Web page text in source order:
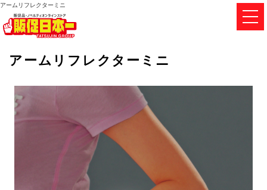
アームリフレクターミニ
アームリフレクターミニ